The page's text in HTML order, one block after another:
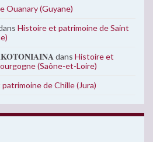
Ouanary (Guyane)
Histoire et patrimoine de Saint
dans Histoire et
(Saône-et-Loire)
de Chille (Jura)